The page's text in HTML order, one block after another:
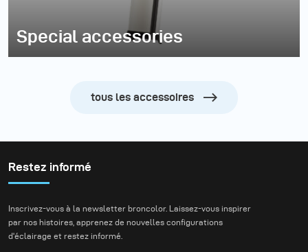
Special accessories
tous les accessoires
Restez informé
Inscrivez-vous à la newsletter broncolor. Laissez-vous inspirer
par nos histoires, apprenez de nouvelles configurations
d'éclairage et restez informé.